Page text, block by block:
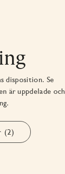
disposition. Se
är uppdelade och
(2)